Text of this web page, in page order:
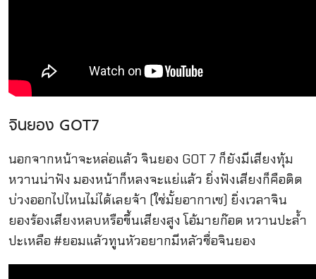
จินยอง GOT7
นอกจากหน้าจะหล่อแล้ว จินยอง GOT 7 ก็ยังมีเสียงทุ้ม
หวานน่าฟัง มองหน้าก็หลงจะแย่แล้ว ยิ่งฟังเสียงก็คือติด
บ่วงออกไปไหนไม่ได้เลยจ้า (ใช่มั้ยอากาเซ) ยิ่งเวลาจิน
ยองร้องเสียงหลบหรือขึ้นเสียงสูง โอ้มายก๊อด หวานปะล้ำ
ปะเหลือ #ยอมแล้วทูนหัวอยากมีหลัวชื่อจินยอง